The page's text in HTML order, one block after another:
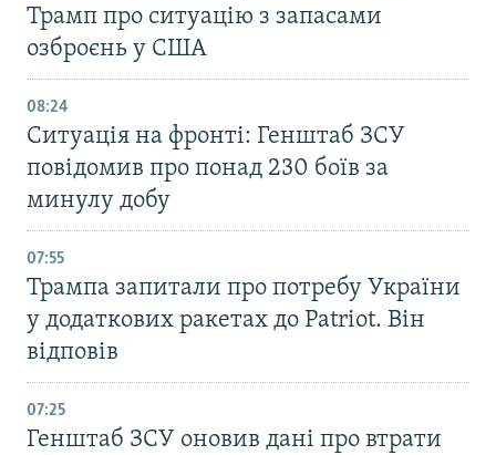
Трамп про ситуацію з запасами
озброєнь у США
08:24
Ситуація на фронті: Генштаб ЗСУ
повідомив про понад 230 боїв за
минулу добу
07:55
Трампа запитали про потребу України
у додаткових ракетах до Patriot. Він
відповів
07:25
Генштаб ЗСУ оновив дані про втрати